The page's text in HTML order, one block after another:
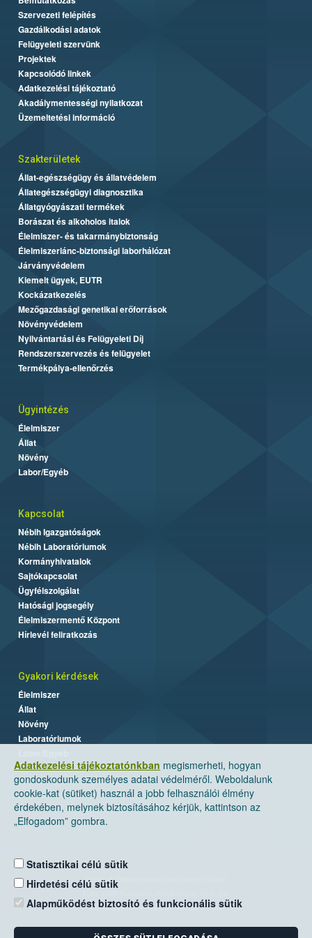
Adatkezelési tájékoztatónkban megismerheti, hogyan
gondoskodunk személyes adatai védelméről. Weboldalunk
cookie-kat (sütiket) használ a jobb felhasználói élmény
érdekében, melynek biztosításához kérjük, kattintson az
„Elfogadom” gombra.
Statisztikai célú sütik
Hirdetési célú sütik
Alapműködést biztosító és funkcionális sütik
Szervezeti felépítés
Gazdálkodási adatok
Felügyeleti szervünk
Projektek
Kapcsolódó linkek
Adatkezelési tájékoztató
Akadálymentességi nyilatkozat
Üzemeltetési információ
Szakterületek
Állat-egészségügy és állatvédelem
Állategészségügyi diagnosztika
Állatgyógyászati termékek
Borászat és alkoholos italok
Élelmiszer- és takarmánybiztonság
Élelmiszerlánc-biztonsági laborhálózat
Járványvédelem
Kiemelt ügyek, EUTR
Kockázatkezelés
Mezőgazdasági genetikai erőforrások
Növényvédelem
Nyilvántartási és Felügyeleti Díj
Rendszerszervezés és felügyelet
Termékpálya-ellenőrzés
Ügyintézés
Élelmiszer
Állat
Növény
Labor/Egyéb
Kapcsolat
Nébih Igazgatóságok
Nébih Laboratóriumok
Kormányhivatalok
Sajtókapcsolat
Ügyfélszolgálat
Hatósági jogsegély
Élelmiszermentő Központ
Hírlevél feliratkozás
Gyakori kérdések
Élelmiszer
Állat
Növény
Laboratóriumok
Nemzeti Élelmiszerlánc-biztonsági Hivatal
Levelezési cím: 1525 Budapest. Pf. 30.